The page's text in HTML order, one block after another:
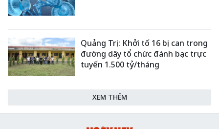
Quảng Trị: Khởi tố 16 bị can trong
đường dây tổ chức đánh bạc trực
tuyến 1.500 tỷ/tháng
XEM THÊM